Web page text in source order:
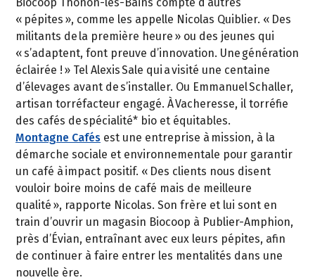
Biocoop Thonon-les-Bains compte d’autres
« pépites », comme les appelle Nicolas Quiblier. « Des
militants de la première heure » ou des jeunes qui
« s’adaptent, font preuve d’innovation. Une génération
éclairée ! » Tel Alexis Sale qui a visité une centaine
d’élevages avant de s’installer. Ou Emmanuel Schaller,
artisan torréfacteur engagé. À Vacheresse, il torréfie
des cafés de spécialité* bio et équitables.
Montagne Cafés est une entreprise à mission, à la
démarche sociale et environnementale pour garantir
un café à impact positif. « Des clients nous disent
vouloir boire moins de café mais de meilleure
qualité », rapporte Nicolas. Son frère et lui sont en
train d’ouvrir un magasin Biocoop à Publier-Amphion,
près d’Évian, entraînant avec eux leurs pépites, afin
de continuer à faire entrer les mentalités dans une
nouvelle ère.